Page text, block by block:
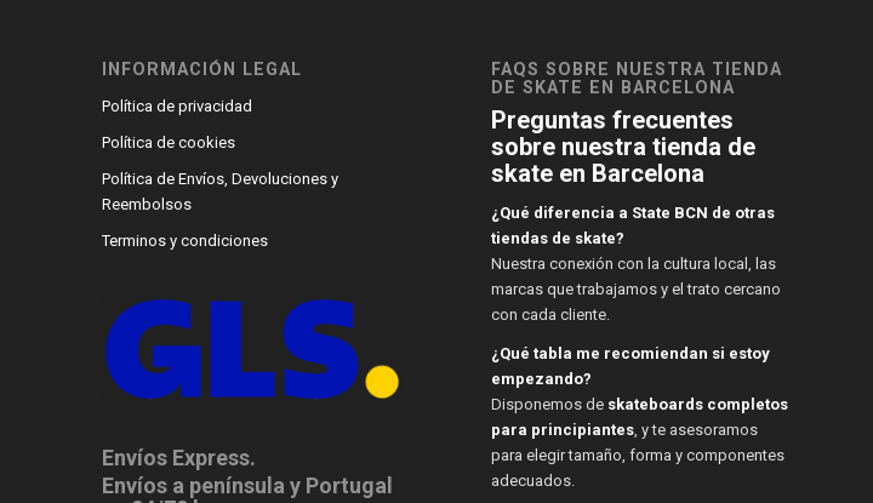
INFORMACIÓN LEGAL
Política de privacidad
Política de cookies
Política de Envíos, Devoluciones y
Reembolsos
Terminos y condiciones
Envíos Express.
Envíos a península y Portugal
FAQS SOBRE NUESTRA TIENDA
DE SKATE EN BARCELONA
Preguntas frecuentes
sobre nuestra tienda de
skate en Barcelona
¿Qué diferencia a State BCN de otras
tiendas de skate?
Nuestra conexión con la cultura local, las
marcas que trabajamos y el trato cercano
con cada cliente.
¿Qué tabla me recomiendan si estoy
empezando?
Disponemos de skateboards completos
para principiantes, y te asesoramos
para elegir tamaño, forma y componentes
adecuados.